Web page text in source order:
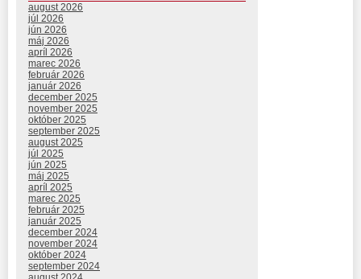
august 2026
júl 2026
jún 2026
máj 2026
apríl 2026
marec 2026
február 2026
január 2026
december 2025
november 2025
október 2025
september 2025
august 2025
júl 2025
jún 2025
máj 2025
apríl 2025
marec 2025
február 2025
január 2025
december 2024
november 2024
október 2024
september 2024